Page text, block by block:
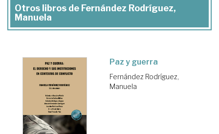
Otros libros de Fernández Rodríguez,
Manuela
Paz y guerra
Fernández Rodríguez,
Manuela